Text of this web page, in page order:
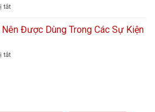
chuyện
Cầu
Perfume
Tiệc
Đãi
Ngọt
tắtở
Loại
Trà
Được Dùng Trong Các Sự Kiện
tắtở